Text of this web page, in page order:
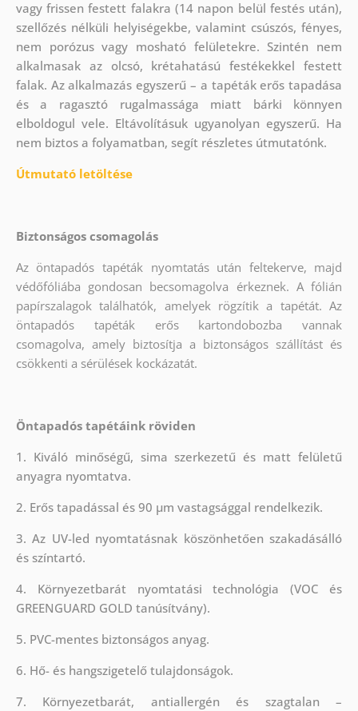
vagy frissen festett falakra (14 napon belül festés után),
szellőzés nélküli helyiségekbe, valamint csúszós, fényes,
nem porózus vagy mosható felületekre. Szintén nem
alkalmasak az olcsó, krétahatású festékekkel festett
falak. Az alkalmazás egyszerű – a tapéták erős tapadása
és a ragasztó rugalmassága miatt bárki könnyen
elboldogul vele. Eltávolításuk ugyanolyan egyszerű. Ha
nem biztos a folyamatban, segít részletes útmutatónk.
Útmutató letöltése
Biztonságos csomagolás
Az öntapadós tapéták nyomtatás után feltekerve, majd
védőfóliába gondosan becsomagolva érkeznek. A fólián
papírszalagok találhatók, amelyek rögzítik a tapétát. Az
öntapadós tapéták erős kartondobozba vannak
csomagolva, amely biztosítja a biztonságos szállítást és
csökkenti a sérülések kockázatát.
Öntapadós tapétáink röviden
1. Kiváló minőségű, sima szerkezetű és matt felületű
anyagra nyomtatva.
2. Erős tapadással és 90 µm vastagsággal rendelkezik.
3. Az UV-led nyomtatásnak köszönhetően szakadásálló
és színtartó.
4. Környezetbarát nyomtatási technológia (VOC és
GREENGUARD GOLD tanúsítvány).
5. PVC-mentes biztonságos anyag.
6. Hő- és hangszigetelő tulajdonságok.
7. Környezetbarát, antiallergén és szagtalan –